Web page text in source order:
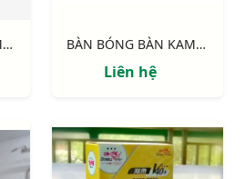
BÀN BÓNG BÀN KAMITO KM6818 V2 BÀN BÓNG BÀN KAMITO KM6815 V2
Liên hệ